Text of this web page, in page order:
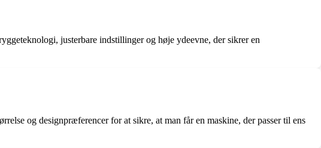
justerbare indstillinger og høje ydeevne, der sikrer en
og designpræferencer for at sikre, at man får en maskine, der passer til ens